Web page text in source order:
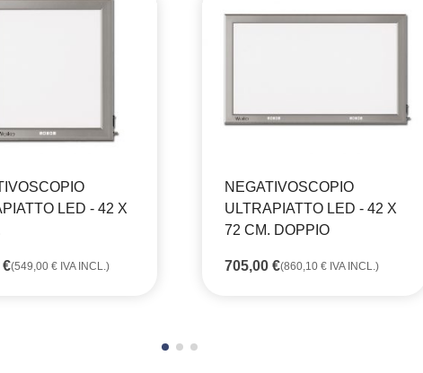
LED - 42 X
€(549,00 € IVA INCL.)
NEGATIVOSCOPIO
ULTRAPIATTO LED - 42 X
72 CM. DOPPIO
705,00 €(860,10 € IVA INCL.)